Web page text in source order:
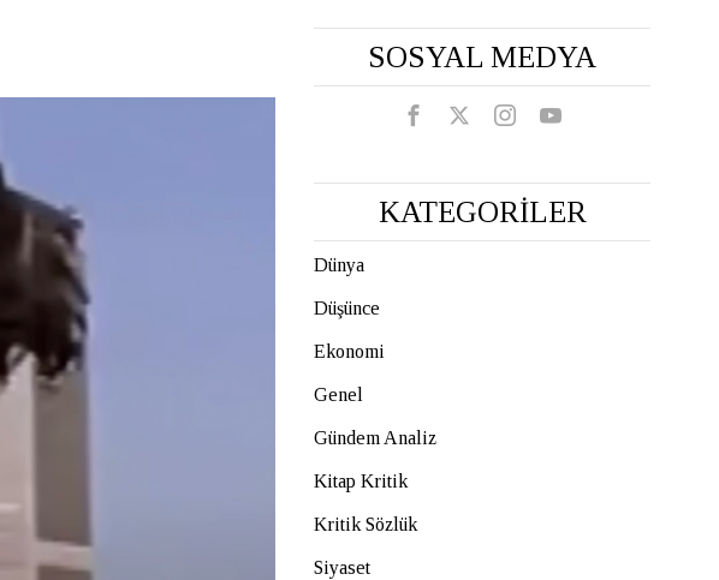
SOSYAL MEDYA
KATEGORİLER
Dünya
Düşünce
Ekonomi
Genel
Gündem Analiz
Kitap Kritik
Kritik Sözlük
Siyaset